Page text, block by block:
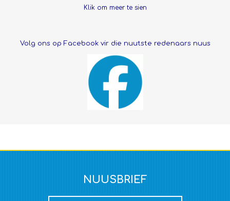
Klik om meer te sien
Volg ons op Facebook vir die nuutste redenaars nuus
NUUSBRIEF